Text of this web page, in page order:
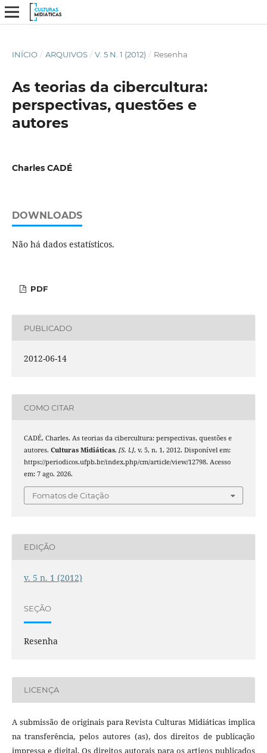
INÍCIO / ARQUIVOS / V. 5 N. 1 (2012) / Resenha
As teorias da cibercultura:
perspectivas, questões e
autores
Charles CADÉ
DOWNLOADS
Não há dados estatísticos.
PDF
PUBLICADO
2012-06-14
COMO CITAR
CADÉ, Charles. As teorias da cibercultura: perspectivas, questões e
autores. Culturas Midiáticas, [S. l.], v. 5, n. 1, 2012. Disponível em:
https://periodicos.ufpb.br/index.php/cm/article/view/12798. Acesso
em: 7 ago. 2026.
Fomatos de Citação
EDIÇÃO
v. 5 n. 1 (2012)
SEÇÃO
Resenha
LICENÇA
A submissão de originais para Revista Culturas Midiáticas implica
na transferência, pelos autores (as), dos direitos de publicação
impressa e digital. Os direitos autorais para os artigos publicados